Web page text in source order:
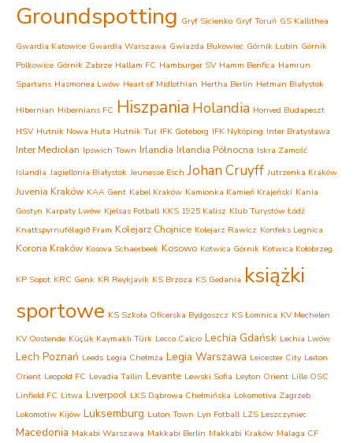
Groundspotting Gryf Sicienko Gryf Toruń GS Kallithea
Gwardia Katowice Gwardia Warszawa Gwiazda Bukowiec Górnik Lubin Górnik
Polkowice Górnik Zabrze Hallam FC Hamburger SV Hamm Benfica Hamrun
Spartans Hasmonea Lwów Heart of Midlothian Hertha Berlin Hetman Białystok
Hibernian Hibernians FC Hiszpania Holandia Honved Budapeszt
HSV Hutnik Nowa Huta Hutnik Tur IFK Goteborg IFK Nyköping Inter Bratysława
Inter Mediolan Ipswich Town Irlandia Irlandia Północna Iskra Zamość
Islandia Jagiellonia Białystok Jeunesse Esch Johan Cruyff Jutrzenka Kraków
Juvenia Kraków KAA Gent Kabel Kraków Kamionka Kamień Krajeński Kania
Gostyn Karpaty Lwów Kjelsas Fotball KKS 1925 Kalisz Klub Turystów Łódź
Knattspyrnufélagið Fram Kolejarz Chojnice Kolejarz Rawicz Konfeks Legnica
Korona Kraków Kosova Schaerbeek Kosowo Kotwica Górnik Kotwica Kołobrzeg
KP Sopot KRC Genk KR Reykjavík KS Brzoza KS Gedania książki
sportowe KS Szkoła Oficerska Bydgoszcz KS Łomnica KV Mechelen
KV Oostende Küçük Kaymaklı Türk Lecco Calcio Lechia Gdańsk Lechia Lwów
Lech Poznań Leeds Legia Chełmża Legia Warszawa Leicester City Leiton
Orient Leopold FC Levadia Tallin Levante Lewski Sofia Leyton Orient Lille OSC
Linfield FC Litwa Liverpool LKS Dąbrowa Chełmińska Lokomotiva Zagrzeb
Lokomotiw Kijów Luksemburg Luton Town Lyn Fotball LZS Leszczyniec
Macedonia Makabi Warszawa Makkabi Berlin Makkabi Kraków Malaga CF